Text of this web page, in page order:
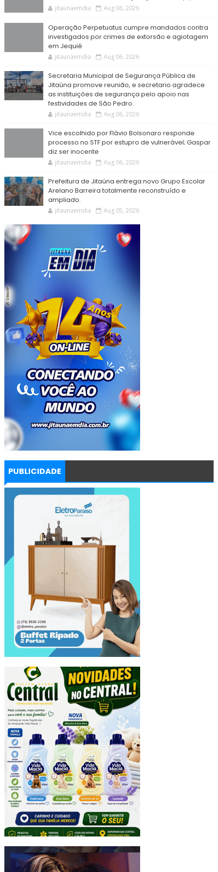
jitaunaemdia Aug 06, 2026
Operação Perpetuatus cumpre mandados contra
investigados por crimes de extorsão e agiotagem
em Jequié
jitaunaemdia Aug 06, 2026
Secretaria Municipal de Segurança Pública de
Jitaúna promove reunião, e secretario agradece
as instituições de segurança pelo apoio nas
festividades de São Pedro.
jitaunaemdia Aug 06, 2026
Vice escolhido por Flávio Bolsonaro responde
processo no STF por estupro de vulnerável; Gaspar
diz ser inocente
jitaunaemdia Aug 06, 2026
Prefeitura de Jitaúna entrega novo Grupo Escolar
Arelano Barreira totalmente reconstruído e
ampliado.
jitaunaemdia Aug 05, 2026
PUBLICIDADE